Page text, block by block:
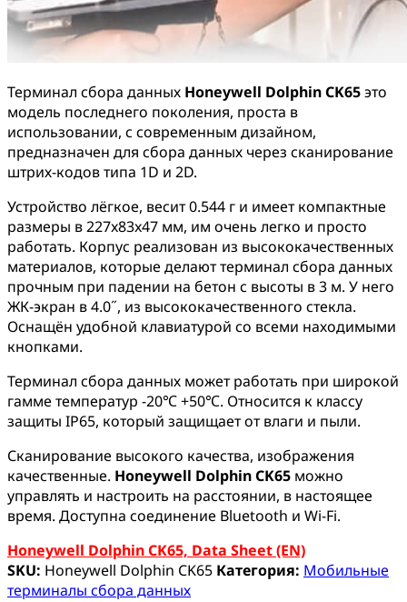
Терминал сбора данных Honeywell Dolphin CK65это
модель последнего поколения, проста в
использовании, с современным дизайном,
предназначен для сбора данных через сканирование
штрих-кодов типа 1D и 2D.
Устройство лёгкое, весит 0.544 г и имеет компактные
размеры в 227x83x47 мм, им очень легко и просто
работать. Корпус реализован из высококачественных
материалов, которые делают терминал сбора данных
прочным при падении на бетон с высоты в 3 м. У него
ЖК-экран в 4.0˝, из высококачественного стекла.
Оснащён удобной клавиатурой со всеми находимыми
кнопками.
Терминал сбора данных может работать при широкой
гамме температур -20℃ +50℃. Относится к классу
защиты IP65, который защищает от влаги и пыли.
Сканирование высокого качества, изображения
качественные. Honeywell Dolphin CK65 можно
управлять и настроить на расстоянии, в настоящее
время. Доступна соединение Bluetooth и Wi-Fi.
Honeywell Dolphin CK65, Data Sheet (EN)
SKU: Honeywell Dolphin CK65 Категория: Мобильные
терминалы сбора данных